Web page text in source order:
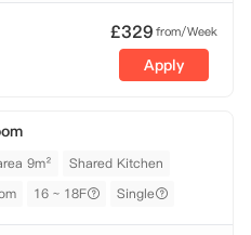
£329from/Week
Apply
9m²
Shared Kitchen
16 ~ 18F Single